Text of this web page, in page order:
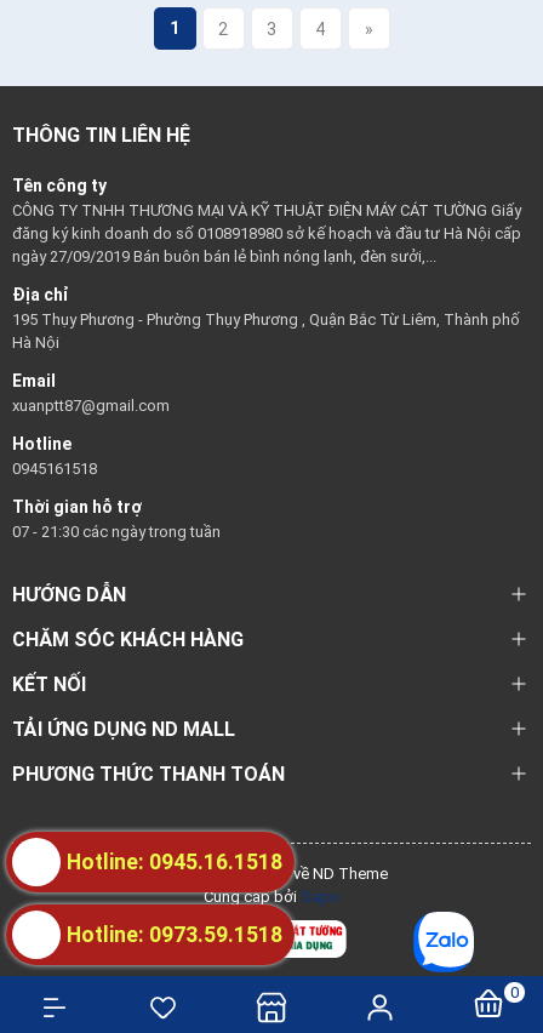
0
1 2 3 4 »
THÔNG TIN LIÊN HỆ
Tên công ty
CÔNG TY TNHH THƯƠNG MẠI VÀ KỸ THUẬT ĐIỆN MÁY CÁT TƯỜNG Giấy
đăng ký kinh doanh do số 0108918980 sở kế hoạch và đầu tư Hà Nội cấp
ngày 27/09/2019 Bán buôn bán lẻ bình nóng lạnh, đèn sưởi,...
Địa chỉ
195 Thụy Phương - Phường Thụy Phương , Quận Bắc Từ Liêm, Thành phố
Hà Nội
Email
xuanptt87@gmail.com
Hotline
0945161518
Thời gian hỗ trợ
07 - 21:30 các ngày trong tuần
HƯỚNG DẪN
CHĂM SÓC KHÁCH HÀNG
KẾT NỐI
TẢI ỨNG DỤNG ND MALL
PHƯƠNG THỨC THANH TOÁN
@ Bản quyền thuộc về ND Theme
Cung cấp bởi Sapo
Hotline: 0973.59.1518
Hotline: 0945.16.1518